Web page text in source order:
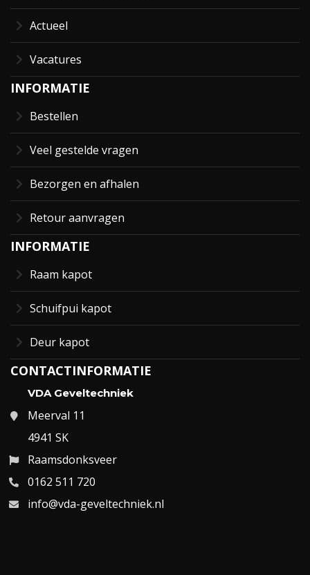
Actueel
Vacatures
INFORMATIE
Bestellen
Veel gestelde vragen
Bezorgen en afhalen
Retour aanvragen
INFORMATIE
Raam kapot
Schuifpui kapot
Deur kapot
CONTACTINFORMATIE
VDA Geveltechniek
Meerval 11
4941 SK
Raamsdonksveer
0162 511 720
info@vda-geveltechniek.nl